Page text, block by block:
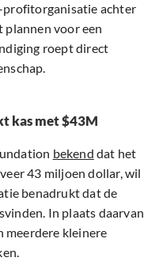
profitorganisatie achter
plannen voor een
roept direct
kas met $43M
bekend dat het
43 miljoen dollar, wil
benadrukt dat de
In plaats daarvan
kleinere